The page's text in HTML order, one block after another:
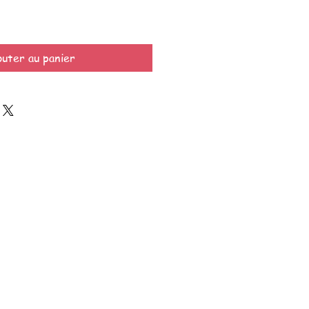
au panier